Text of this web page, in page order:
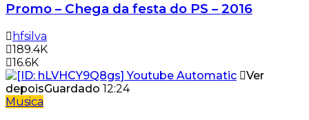
Promo – Chega da festa do PS – 2016
hfsilva
189.4K
16.6K
Ver
depoisGuardado 12:24
Musica